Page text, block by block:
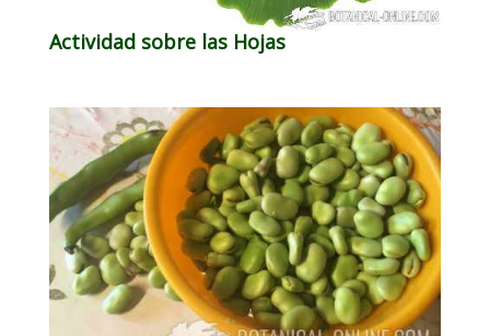
Actividad sobre las Hojas